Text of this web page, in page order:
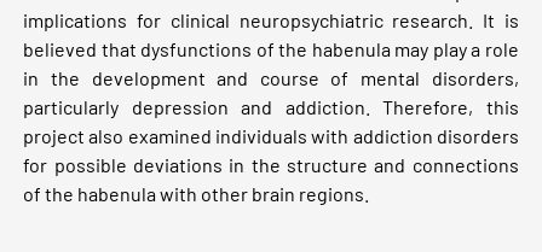
implications for clinical neuropsychiatric research. It is
believed that dysfunctions of the habenula may play a role
in the development and course of mental disorders,
particularly depression and addiction. Therefore, this
project also examined individuals with addiction disorders
for possible deviations in the structure and connections
of the habenula with other brain regions.